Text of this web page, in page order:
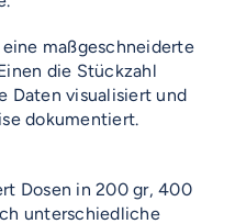
maßgeschneiderte
die Stückzahl
Daten visualisiert und
dokumentiert.
Dosen in 200 gr, 400
unterschiedliche